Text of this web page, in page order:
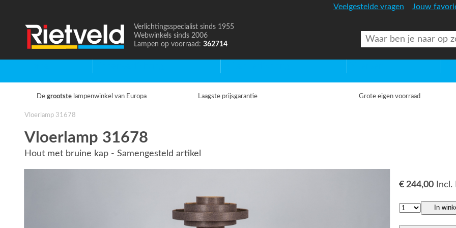
Veelgestelde vragen Jouw
Naar
de
Verlichtingsspecialist sinds 1955
Webwinkels sinds 2006
Lampen op voorraad: 362714
De grootste lampenwinkel van Europa Laagste prijsgarantie Grote eigen voorraad
Vloerlamp 31678
Vloerlamp 31678
Hout met bruine kap - Samengesteld artikel
€ 244,00
In